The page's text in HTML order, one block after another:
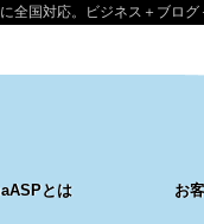
全国対応。ビジネス＋ブログ
とは お